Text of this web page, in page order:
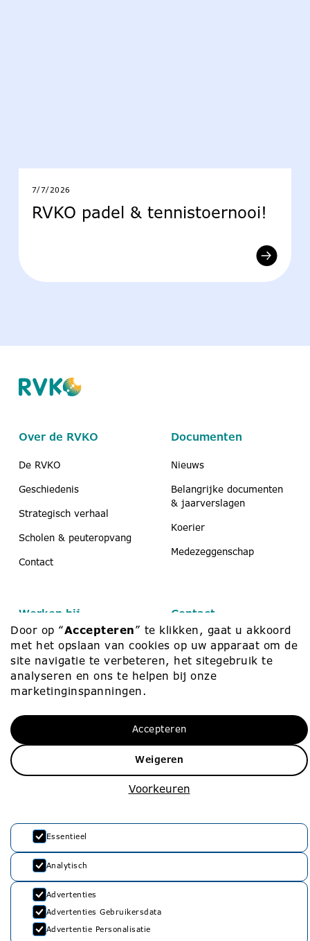
7/7/2026
RVKO padel & tennistoernooi!
Over de RVKO
De RVKO
Geschiedenis
Strategisch verhaal
Scholen & peuteropvang
Contact
Documenten
Nieuws
Belangrijke documenten
& jaarverslagen
Koerier
Medezeggenschap
Werken bij
Werken bij
Vacatures
Zij-instroom
Starters
Contact
010 – 453 75 00
info@rvko.nl
Stationssingel 80
3033 HJ Rotterdam
©2026RVKO. Alle rechten voorbehouden.
Privacyverklaring
Cookie Policy
Door op “Accepteren” te klikken, gaat u akkoord
met het opslaan van cookies op uw apparaat om de
site navigatie te verbeteren, het sitegebruik te
analyseren en ons te helpen bij onze
marketinginspanningen.
Voorkeuren
Weigeren
Accepteren
Essentieel
Analytisch
Advertenties
Advertenties Gebruikersdata
Advertentie Personalisatie